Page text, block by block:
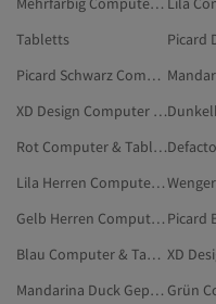
Tabletts
Picard Schwarz Computer & Tablets
XD Design Computer & Tablets
Rot Computer & Tablets
Lila Herren Computer & Tablets
Gelb Herren Computer & Tablets
Blau Computer & Tablets
Mandarina Duck Gepäck